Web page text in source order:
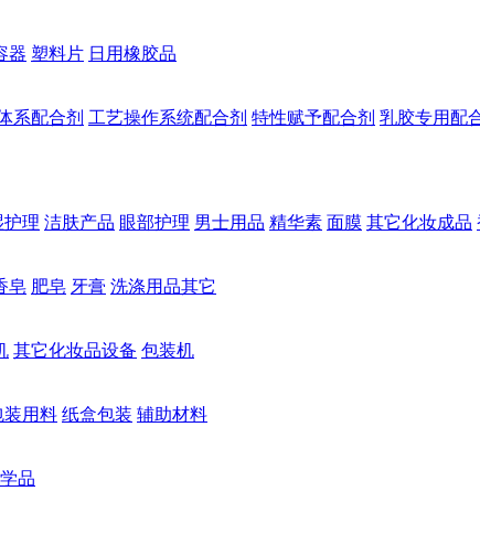
器 塑料片 日用橡胶品
系配合剂 工艺操作系统配合剂 特性赋予配合剂 乳胶专用配
护理 洁肤产品 眼部护理 男士用品 精华素 面膜 其它化妆成品
皂 肥皂 牙膏 洗涤用品其它
其它化妆品设备 包装机
装用料 纸盒包装 辅助材料
品